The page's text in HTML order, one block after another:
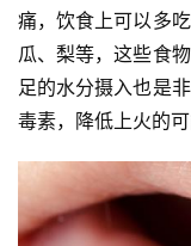
痛，饮食上可以多
瓜、梨等，这些食
足的水分摄入也是
毒素，降低上火的可